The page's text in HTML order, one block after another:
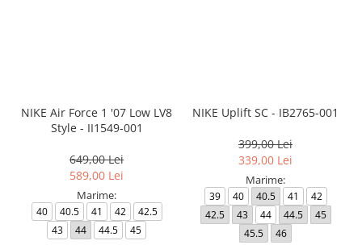
NIKE Air Force 1 '07 Low LV8
Style - II1549-001
649,00 Lei
589,00 Lei
Marime:
40 40.5 41 42
42.5
43
44 44.5 45
NIKE Uplift SC - IB2765-001
399,00 Lei
339,00 Lei
Marime:
39 40 40.5 41
42
42.5
43 44 44.5
45
45.5
46